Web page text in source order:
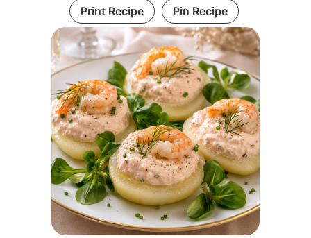
Print Recipe Pin Recipe